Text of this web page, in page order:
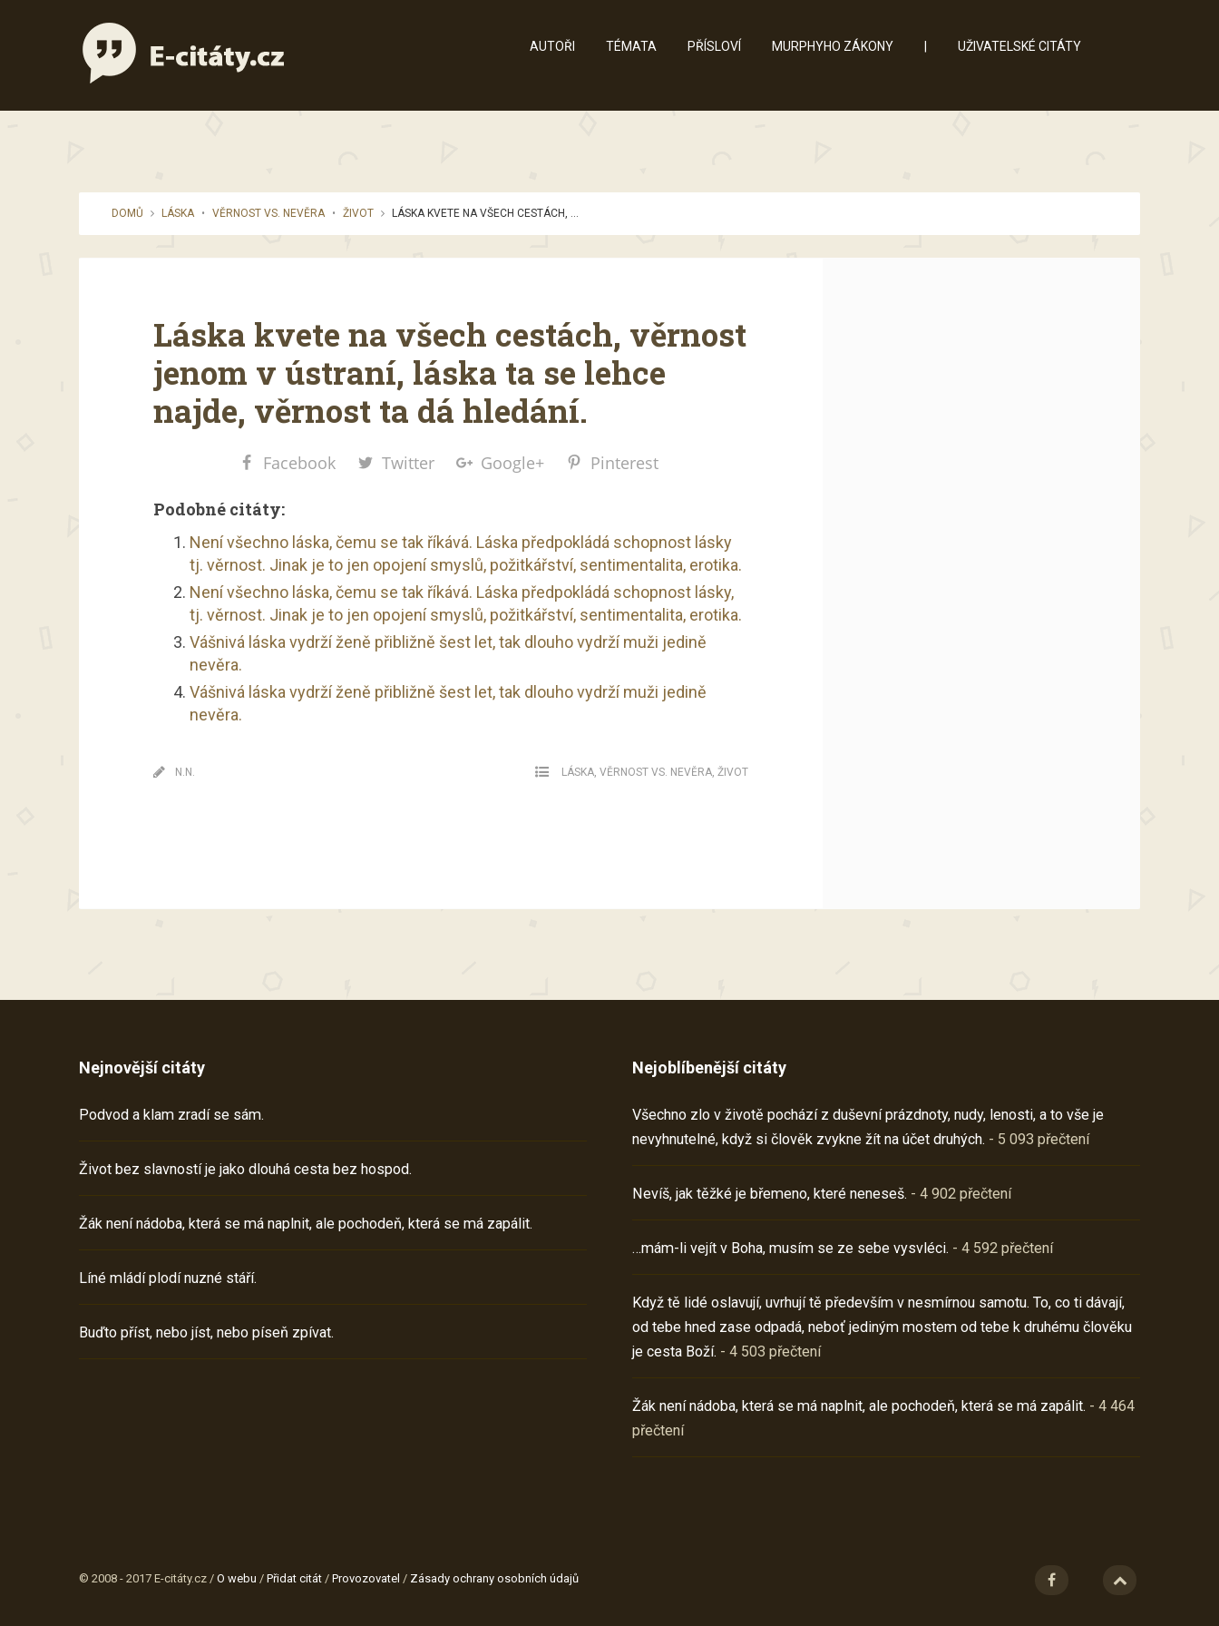
AUTOŘI TÉMATA PŘÍSLOVÍ MURPHYHO ZÁKONY UŽIVATELSKÉ CITÁTY
DOMŮ LÁSKA • VĚRNOST VS. NEVĚRA • ŽIVOT LÁSKA KVETE NA VŠECH CESTÁCH, ...
Láska kvete na všech cestách, věrnost
jenom v ústraní, láska ta se lehce
najde, věrnost ta dá hledání.
Facebook Twitter Google+ Pinterest
Podobné citáty:
Není všechno láska, čemu se tak říkává. Láska předpokládá schopnost lásky
tj. věrnost. Jinak je to jen opojení smyslů, požitkářství, sentimentalita, erotika.
Není všechno láska, čemu se tak říkává. Láska předpokládá schopnost lásky,
tj. věrnost. Jinak je to jen opojení smyslů, požitkářství, sentimentalita, erotika.
Vášnivá láska vydrží ženě přibližně šest let, tak dlouho vydrží muži jedině
nevěra.
Vášnivá láska vydrží ženě přibližně šest let, tak dlouho vydrží muži jedině
nevěra.
N.N. LÁSKA, VĚRNOST VS. NEVĚRA, ŽIVOT
Nejnovější citáty
Podvod a klam zradí se sám.
Život bez slavností je jako dlouhá cesta bez hospod.
Žák není nádoba, která se má naplnit, ale pochodeň, která se má zapálit.
Líné mládí plodí nuzné stáří.
Buďto příst, nebo jíst, nebo píseň zpívat.
Nejoblíbenější citáty
Všechno zlo v životě pochází z duševní prázdnoty, nudy, lenosti, a to vše je
nevyhnutelné, když si člověk zvykne žít na účet druhých. - 5 093 přečtení
Nevíš, jak těžké je břemeno, které neneseš. - 4 902 přečtení
…mám-li vejít v Boha, musím se ze sebe vysvléci. - 4 592 přečtení
Když tě lidé oslavují, uvrhují tě především v nesmírnou samotu. To, co ti dávají,
od tebe hned zase odpadá, neboť jediným mostem od tebe k druhému člověku
je cesta Boží. - 4 503 přečtení
Žák není nádoba, která se má naplnit, ale pochodeň, která se má zapálit. - 4 464
přečtení
© 2008 - 2017 E-citáty.cz / O webu / Přidat citát / Provozovatel / Zásady ochrany osobních údajů